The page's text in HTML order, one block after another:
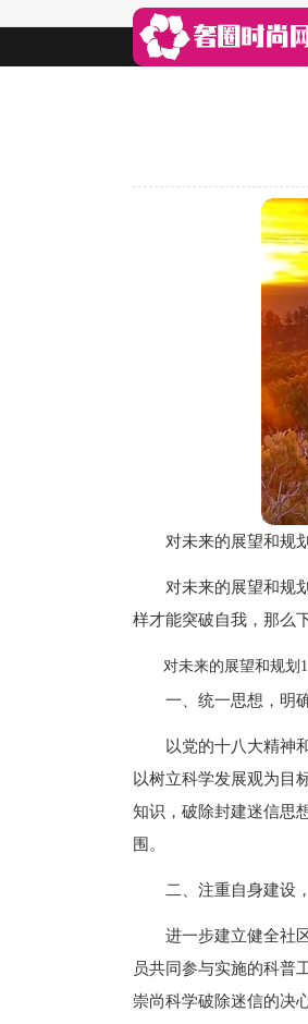
对未来的展望和规划
对未来的展望和规
样才能突破自我，那么
对未来的展望和规划1
一、统一思想，明
以党的十八大精神
以树立科学发展观为目
知识，破除封建迷信思
围。
二、注重自身建设
进一步建立健全社
员共同参与实施的科普
崇尚科学破除迷信的决